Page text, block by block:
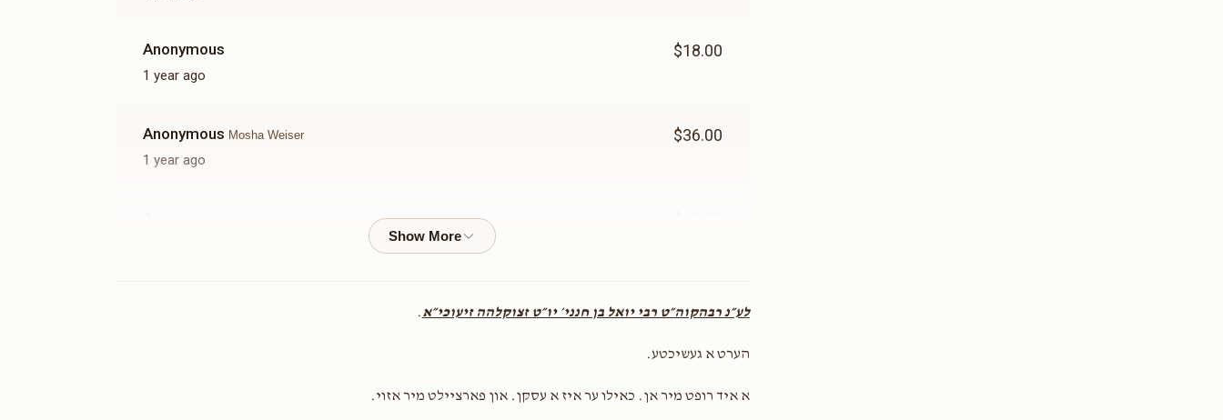
Anonymous
1 year ago
$18.00
Anonymous Mosha Weiser
1 year ago
$36.00
$62.00
$41.00
לע״נ רבהקוה״ט רבי יואל בן חנני׳ יו״ט זצוקלהה זיעוכי״א.
הערט א געשיכטע.
א איד רופט מיר אן. כאילו ער איז א עסקן. און פארציילט מיר אזוי.